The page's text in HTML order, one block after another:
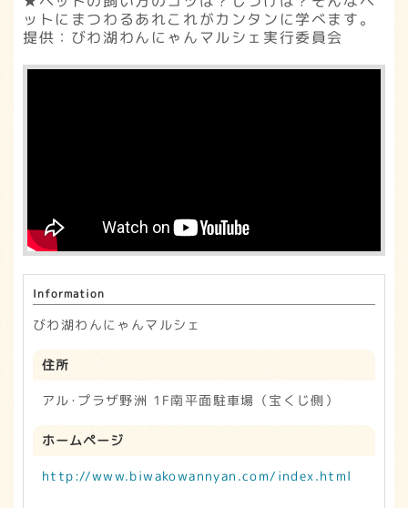
ットにまつわるあれこれがカンタンに学べます。
提供：びわ湖わんにゃんマルシェ実行委員会
Information
びわ湖わんにゃんマルシェ
住所
アル･プラザ野洲 1F南平面駐車場（宝くじ側）
ホームページ
http://www.biwakowannyan.com/index.html